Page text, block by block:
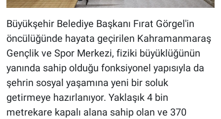
Büyükşehir Belediye Başkanı Fırat Görgel'in
öncülüğünde hayata geçirilen Kahramanmaraş
Gençlik ve Spor Merkezi, fiziki büyüklüğünün
yanında sahip olduğu fonksiyonel yapısıyla da
şehrin sosyal yaşamına yeni bir soluk
getirmeye hazırlanıyor. Yaklaşık 4 bin
metrekare kapalı alana sahip olan ve 370